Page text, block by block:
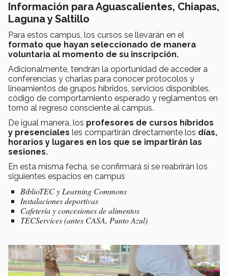
Información para Aguascalientes, Chiapas,
Laguna y Saltillo
Para estos campus, los cursos se llevarán en el
formato que hayan seleccionado de manera
voluntaria al momento de su inscripción.
Adicionalmente, tendrán la oportunidad de acceder a
conferencias y charlas para conocer protocolos y
lineamientos de grupos híbridos, servicios disponibles,
código de comportamiento esperado y reglamentos en
torno al regreso consciente al campus.
De igual manera, los profesores de cursos híbridos
y presenciales les compartirán directamente los días,
horarios y lugares en los que se impartirán las
sesiones.
En esta misma fecha, se confirmará si se reabrirán los
siguientes espacios en campus
BiblioTEC y Learning Commons
Instalaciones deportivas
Cafetería y concesiones de alimentos
TECServices (antes CASA, Punto Azul)